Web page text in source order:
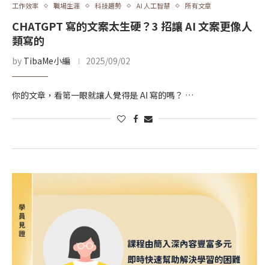
工作效率 職場生涯 科技趨勢 AI 人工智慧 所有文章
CHATGPT 寫的文案太生硬？3 招讓 AI 文案更像人
類寫的
by TibaMe小編 2025/09/02
你的文章，看第一眼就讓人覺得是 AI 寫的嗎？ …